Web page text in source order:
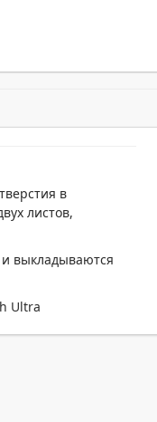
в
листов,
выкладываются
Ultra